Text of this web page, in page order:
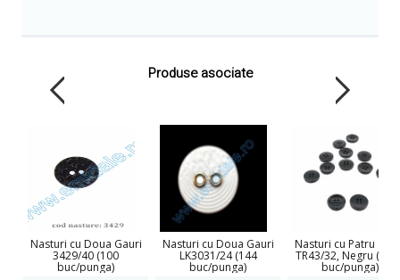
Produse asociate
Nasturi cu Doua Gauri
3429/40 (100
buc/punga)
Nasturi cu Doua Gauri
LK3031/24 (144
buc/punga)
Nasturi cu Patru
TR43/32, Negru
buc/punga)